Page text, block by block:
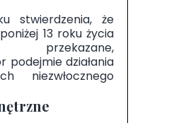
stwierdzenia, że
13 roku życia
przekazane,
podejmie działania